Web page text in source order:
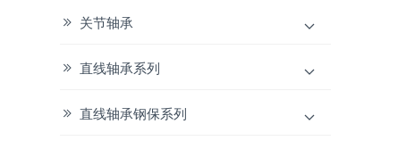
关节轴承
直线轴承系列
直线轴承钢保系列